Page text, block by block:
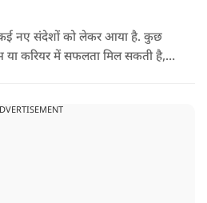
नए संदेशों को लेकर आया है. कुछ
या करियर में सफलता मिल सकती है,